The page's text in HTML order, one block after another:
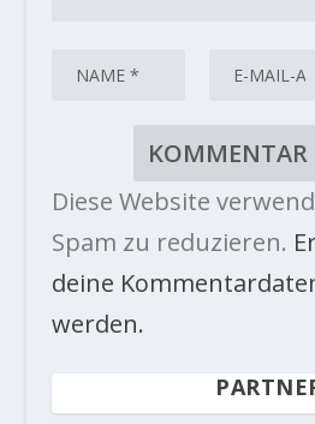
Diese Website
Spam zu reduzieren.
deine
werden.